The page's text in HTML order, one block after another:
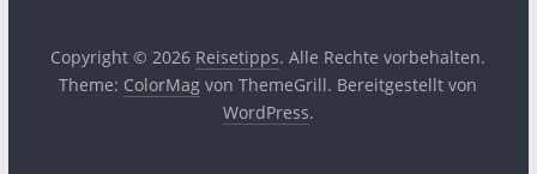
Copyright © 2026 Reisetipps. Alle Rechte vorbehalten.
Theme: ColorMag von ThemeGrill. Bereitgestellt von
WordPress.